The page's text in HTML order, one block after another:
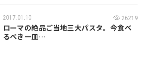
2017.01.10 26219
ローマの絶品ご当地三大パスタ。今食べ
るべき一皿…